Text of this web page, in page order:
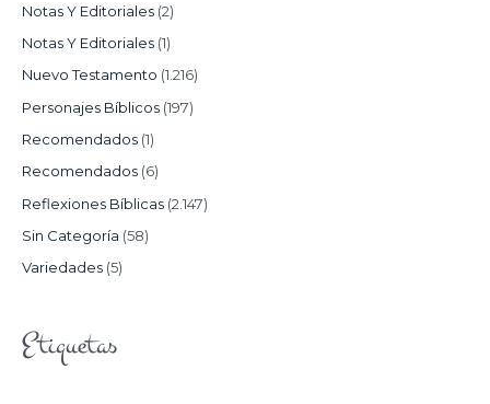
Notas Y Editoriales (2)
Notas Y Editoriales (1)
Nuevo Testamento (1.216)
Personajes Bíblicos (197)
Recomendados (1)
Recomendados (6)
Reflexiones Bíblicas (2.147)
Sin Categoría (58)
Variedades (5)
Etiquetas